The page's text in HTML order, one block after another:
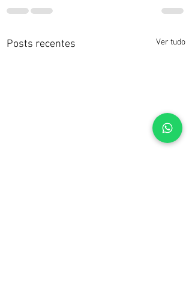
Posts recentes Ver tudo